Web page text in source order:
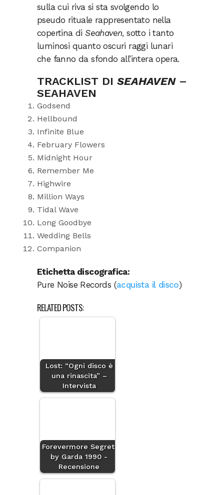
sulla cui riva si sta svolgendo lo
pseudo rituale rappresentato nella
copertina diSeahaven, sotto i tanto
luminosi quanto oscuri raggi lunari
che fanno da sfondo all’intera opera.
TRACKLIST DI SEAHAVEN–
SEAHAVEN
Godsend
Hellbound
Infinite Blue
February Flowers
Midnight Hour
Remember Me
Highwire
Million Ways
Tidal Wave
Long Goodbye
Wedding Bells
Companion
Etichetta discografica:
Pure Noise Records (acquista il disco)
RELATED POSTS:
Lost: “Ogni disco è
una rinascita” –
Intervista
Forevermore Segreti
by Garda 1990 -
Recensione